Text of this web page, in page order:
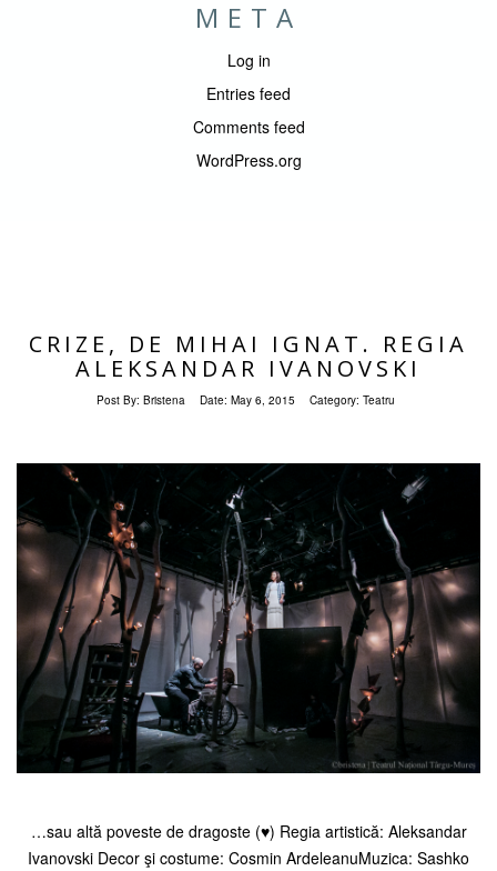
META
Log in
Entries feed
Comments feed
WordPress.org
CRIZE, DE MIHAI IGNAT. REGIA
ALEKSANDAR IVANOVSKI
Post By: Bristena Date: May 6, 2015 Category: Teatru
…sau altă poveste de dragoste (♥) Regia artistică: Aleksandar
Ivanovski Decor şi costume: Cosmin ArdeleanuMuzica: Sashko